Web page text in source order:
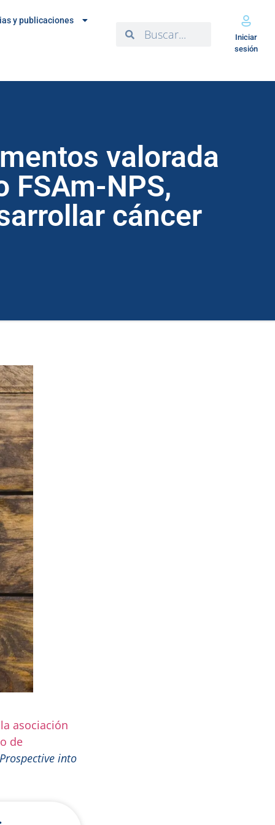
y publicaciones
Iniciar
sesión
valorada
NPS,
cáncer
asociación
de
into